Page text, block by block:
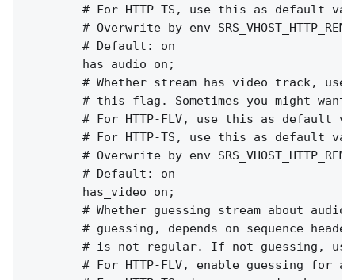
# For HTTP-TS, use this as default
# Overwrite by env
        # Default: on
        has_audio on;
# Whether stream has video track,
# this flag. Sometimes you might
# For HTTP-FLV, use this as default
# For HTTP-TS, use this as default
# Overwrite by env
        # Default: on
        has_video on;
# Whether guessing stream about
# guessing, depends on sequence
# is not regular. If not guessing,
# For HTTP-FLV, enable guessing for